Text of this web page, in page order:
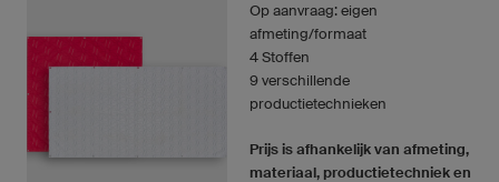
Op aanvraag: eigen
afmeting/formaat
4 Stoffen
9 verschillende
productietechnieken
Prijs is afhankelijk van afmeting,
materiaal, productietechniek en